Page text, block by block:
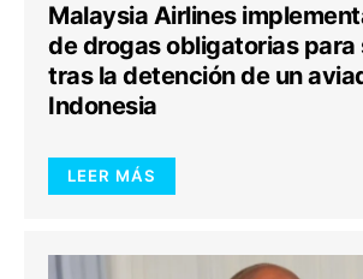
Malaysia Airlines
de drogas obligatorias para
tras la detención de un
Indonesia
LEER MÁS